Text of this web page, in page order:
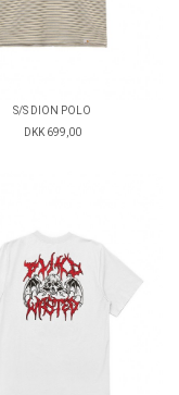
S/S DION POLO
DKK 699,00